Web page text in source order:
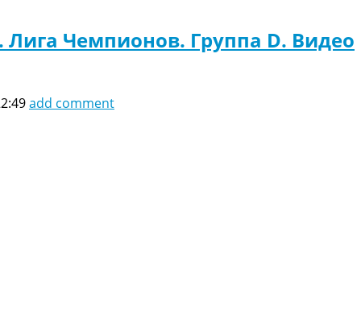
Лига Чемпионов. Группа D. Видео
add comment